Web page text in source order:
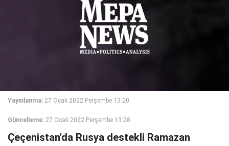
Yayınlanma: 27 Ocak 2022 Perşembe 13:20
Güncelleme: 27 Ocak 2022 Perşembe 13:28
Çeçenistan'da Rusya destekli Ramazan